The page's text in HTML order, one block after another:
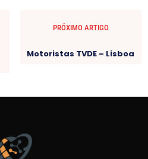
PRÓXIMO ARTIGO
Motoristas TVDE – Lisboa